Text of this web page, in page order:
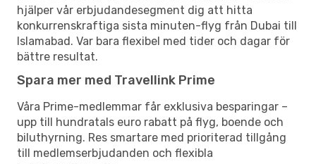
hjälper vår erbjudandesegment dig att hitta
konkurrenskraftiga sista minuten-flyg från Dubai till
Islamabad. Var bara flexibel med tider och dagar för
bättre resultat.
Spara mer med Travellink Prime
Våra Prime-medlemmar får exklusiva besparingar –
upp till hundratals euro rabatt på flyg, boende och
biluthyrning. Res smartare med prioriterad tillgång
till medlemserbjudanden och flexibla